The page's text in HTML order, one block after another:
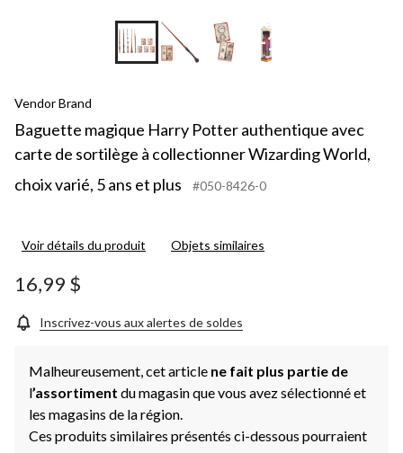
+1
Vendor Brand
Baguette magique Harry Potter authentique avec
carte de sortilège à collectionner Wizarding World,
choix varié, 5 ans et plus
#050-8426-0
Voir détails du produit Objets similaires
16,99 $
Inscrivez-vous aux alertes de soldes
Malheureusement, cet article ne fait plus partie de
l’assortiment du magasin que vous avez sélectionné et
les magasins de la région.
Ces produits similaires présentés ci-dessous pourraient